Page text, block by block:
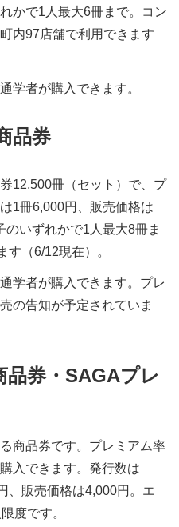
かで1人最大6冊まで。コン
内97店舗で利用できます
学者が購入できます。
品券
12,500冊（セット）で、プ
1冊6,000円、販売価格は
いずれかで1人最大8冊ま
す（6/12現在）。
学者が購入できます。プレ
の告知が予定されていま
券・SAGAプレ
商品券です。プレミアム率
入できます。発行数は
、販売価格は4,000円。エ
度です。